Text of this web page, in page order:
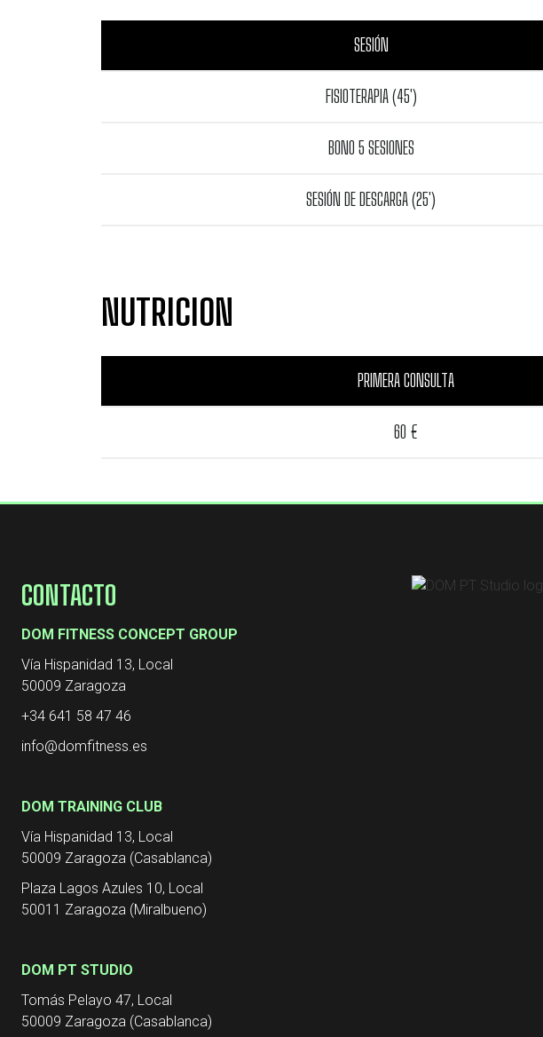
SESIÓN
FISIOTERAPIA (45')
BONO 5 SESIONES
SESIÓN DE DESCARGA (25')
NUTRICION
PRIMERA CONSULTA
60 €
CONTACTO
DOM FITNESS CONCEPT GROUP
Vía Hispanidad 13, Local
50009 Zaragoza
+34 641 58 47 46
info@domfitness.es
DOM TRAINING CLUB
Vía Hispanidad 13, Local
50009 Zaragoza (Casablanca)
Plaza Lagos Azules 10, Local
50011 Zaragoza (Miralbueno)
DOM PT STUDIO
Tomás Pelayo 47, Local
50009 Zaragoza (Casablanca)